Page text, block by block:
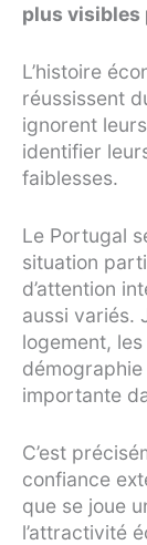
plus visibles
L’histoire
réussissent
ignorent
identifier
faiblesses.
Le Portugal
situation
d’attention
aussi variés.
logement,
démographie
importante
C’est
confiance
que se joue
l’attractivité